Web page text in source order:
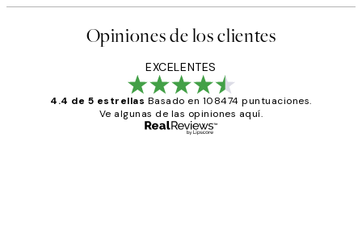
Opiniones de los clientes
EXCELENTES
4.4 de 5 estrellas Basado en 108474 puntuaciones.
Ve algunas de las opiniones aquí.